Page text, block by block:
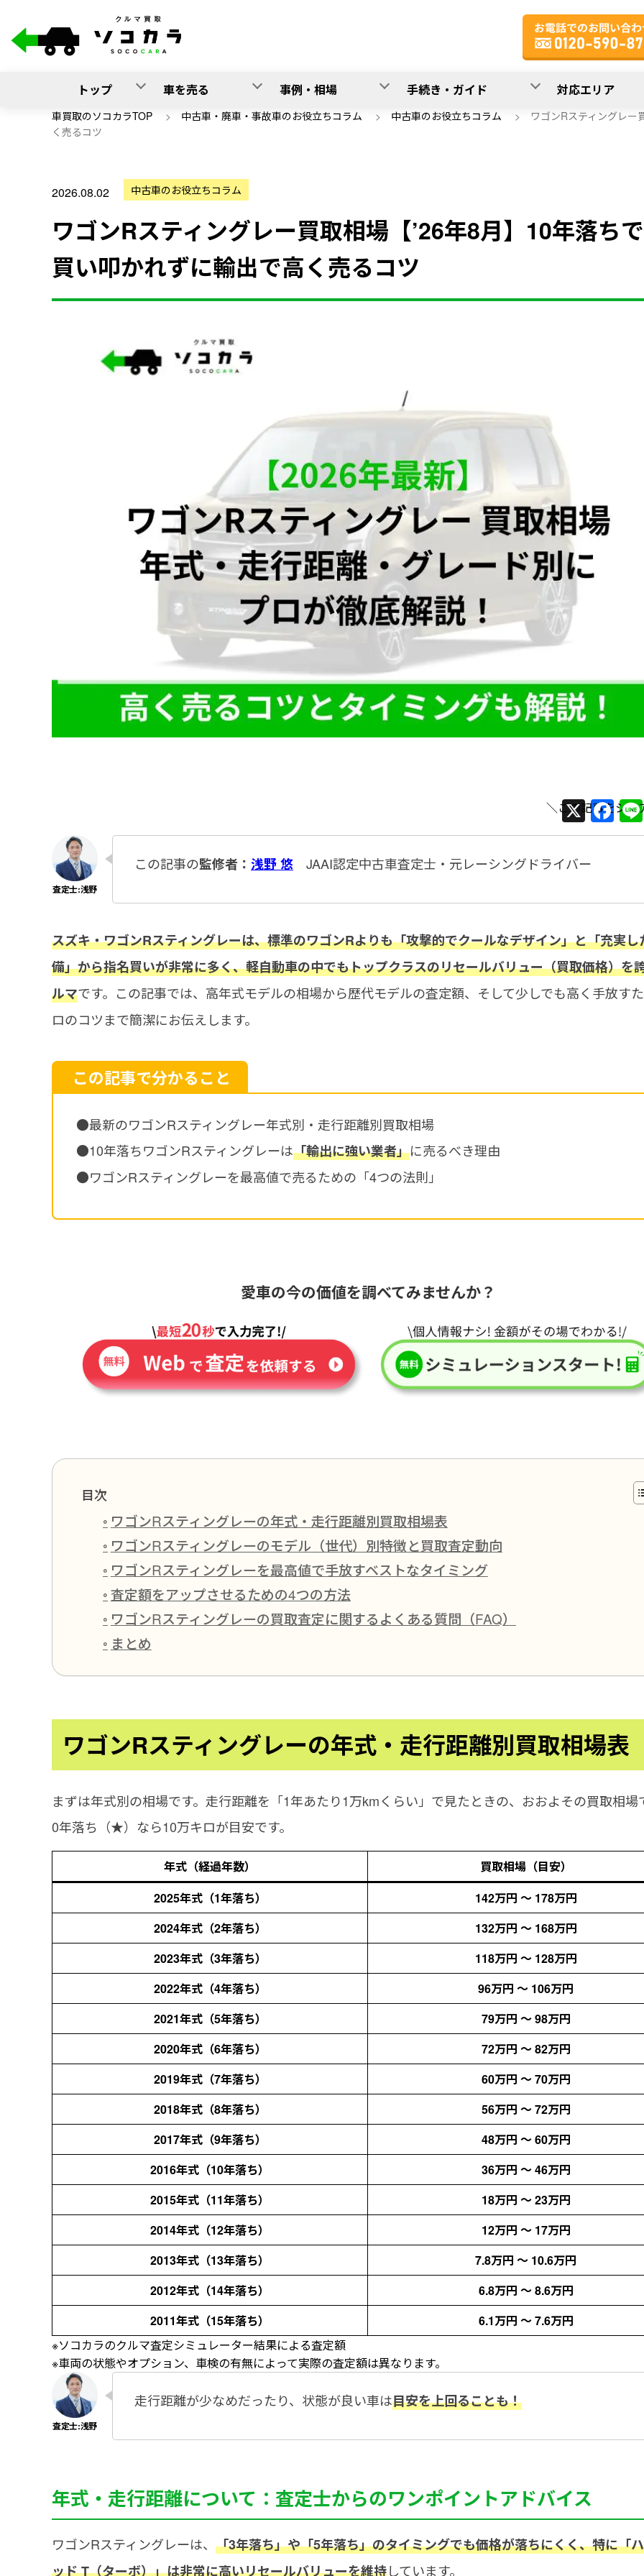
トップ 車を売る 事例・相場 手続き・ガイド 対応エリア
車買取のソコカラTOP > 中古車・廃車・事故車のお役立ちコラム > 中古車のお役立ちコラム > ワゴンRスティングレー
く売るコツ
2026.08.02 中古車のお役立ちコラム
ワゴンRスティングレー買取相場【’26年8月】10年落ち
買い叩かれずに輸出で高く売るコツ
X F
a
b
o
o
k
この記事の監修者： 浅野 悠 JAAI認定中古車査定士・元レーシングドライバー
スズキ・ワゴンRスティングレーは、標準のワゴンRよりも「攻撃的でクールなデザイン」と「充実し
備」から指名買いが非常に多く、軽自動車の中でもトップクラスのリセールバリュー（買取価格）を
ルマです。この記事では、高年式モデルの相場から歴代モデルの査定額、そして少しでも高く手放す
ロのコツまで簡潔にお伝えします。
この記事で分かること
●最新のワゴンRスティングレー年式別・走行距離別買取相場
●10年落ちワゴンRスティングレーは「輸出に強い業者」に売るべき理由
●ワゴンRスティングレーを最高値で売るための「4つの法則」
愛車の今の価値を調べてみませんか？
目次
ワゴンRスティングレーの年式・走行距離別買取相場表
ワゴンRスティングレーのモデル（世代）別特徴と買取査定動向
ワゴンRスティングレーを最高値で手放すベストなタイミング
査定額をアップさせるための4つの方法
ワゴンRスティングレーの買取査定に関するよくある質問（FAQ）
まとめ
ワゴンRスティングレーの年式・走行距離別買取相場表
まずは年式別の相場です。走行距離を「1年あたり1万kmくらい」で見たときの、おおよその買取相場
0年落ち（★）なら10万キロが目安です。
年式（経過年数）
買取相場（目安）
2025年式（1年落ち）
142万円 ～ 178万円
2024年式（2年落ち）
132万円 ～ 168万円
2023年式（3年落ち）
118万円 ～ 128万円
2022年式（4年落ち）
96万円 ～ 106万円
2021年式（5年落ち）
79万円 ～ 98万円
2020年式（6年落ち）
72万円 ～ 82万円
2019年式（7年落ち）
60万円 ～ 70万円
2018年式（8年落ち）
56万円 ～ 72万円
2017年式（9年落ち）
48万円 ～ 60万円
2016年式（10年落ち）
36万円 ～ 46万円
2015年式（11年落ち）
18万円 ～ 23万円
2014年式（12年落ち）
12万円 ～ 17万円
2013年式（13年落ち）
7.8万円 ～ 10.6万円
2012年式（14年落ち）
6.8万円 ～ 8.6万円
2011年式（15年落ち）
6.1万円 ～ 7.6万円
※ソコカラのクルマ査定シミュレーター結果による査定額
※車両の状態やオプション、車検の有無によって実際の査定額は異なります。
走行距離が少なめだったり、状態が良い車は目安を上回ることも！
年式・走行距離について：査定士からのワンポイントアドバイス
ワゴンRスティングレーは、 「3年落ち」や「5年落ち」のタイミングでも価格が落ちにくく、特に「
ッド T（ターボ）」は非常に高いリセールバリューを維持しています。